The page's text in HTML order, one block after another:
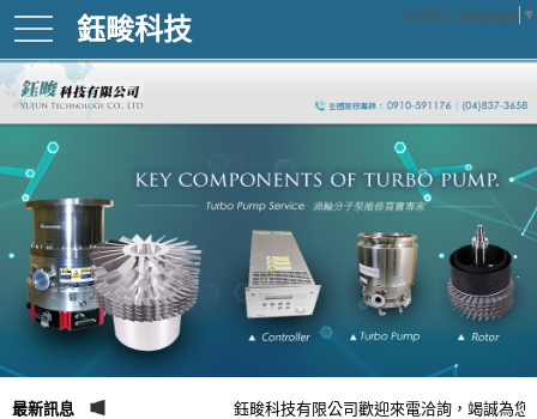
鈺畯科技
toggle
navigation
Select Language ▼
最新訊息 鈺畯科技有限公司歡迎來電洽詢，竭誠為您